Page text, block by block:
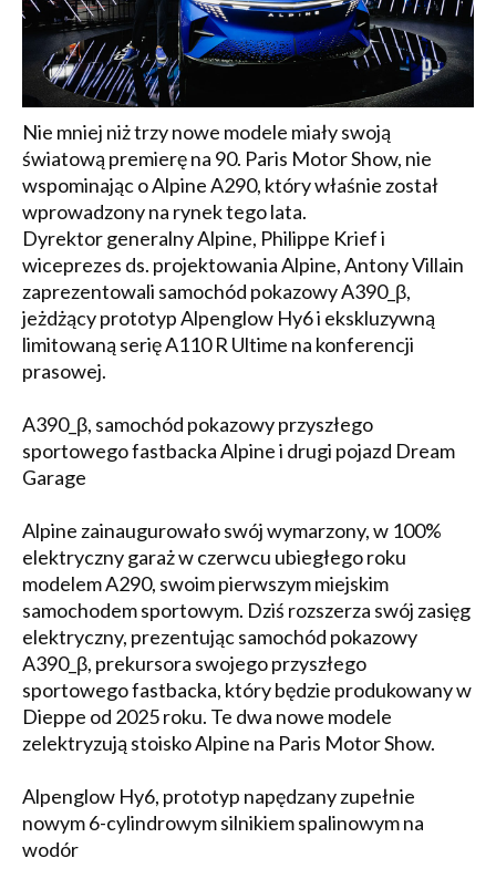
Nie mniej niż trzy nowe modele miały swoją
światową premierę na 90. Paris Motor Show, nie
wspominając o Alpine A290, który właśnie został
wprowadzony na rynek tego lata.
Dyrektor generalny Alpine, Philippe Krief i
wiceprezes ds. projektowania Alpine, Antony Villain
zaprezentowali samochód pokazowy A390_β,
jeżdżący prototyp Alpenglow Hy6 i ekskluzywną
limitowaną serię A110 R Ultime na konferencji
prasowej.
A390_β, samochód pokazowy przyszłego
sportowego fastbacka Alpine i drugi pojazd Dream
Garage
Alpine zainaugurowało swój wymarzony, w 100%
elektryczny garaż w czerwcu ubiegłego roku
modelem A290, swoim pierwszym miejskim
samochodem sportowym. Dziś rozszerza swój zasięg
elektryczny, prezentując samochód pokazowy
A390_β, prekursora swojego przyszłego
sportowego fastbacka, który będzie produkowany w
Dieppe od 2025 roku. Te dwa nowe modele
zelektryzują stoisko Alpine na Paris Motor Show.
Alpenglow Hy6, prototyp napędzany zupełnie
nowym 6-cylindrowym silnikiem spalinowym na
wodór